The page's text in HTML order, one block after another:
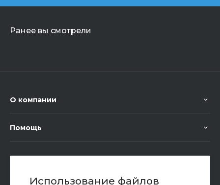
Использование файлов
Ранее вы смотрели
О компании
Помощь